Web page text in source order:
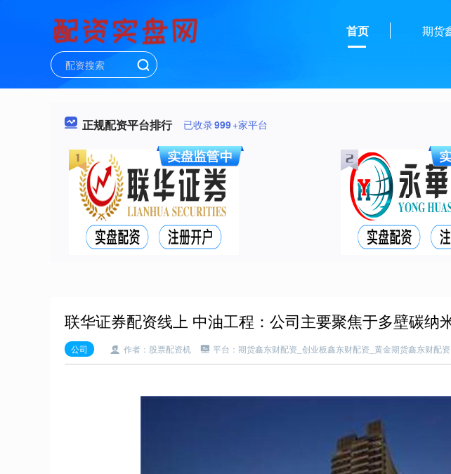
首页 期货
正规配资平台排行 已收录999+家平台
联华证券配资线上 中油工程：公司主要聚焦于多壁碳纳
公司 作者：股票配资机 平台：期货鑫东财配资_创业板鑫东财配资_黄金期货鑫东财配资